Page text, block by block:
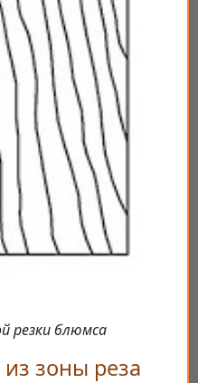
резки блюмса
зоны реза